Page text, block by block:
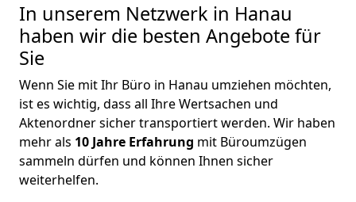
In unserem Netzwerk in Hanau
haben wir die besten Angebote für
Sie
Wenn Sie mit Ihr Büro in Hanau umziehen möchten,
ist es wichtig, dass all Ihre Wertsachen und
Aktenordner sicher transportiert werden. Wir haben
mehr als 10 Jahre Erfahrung mit Büroumzügen
sammeln dürfen und können Ihnen sicher
weiterhelfen.